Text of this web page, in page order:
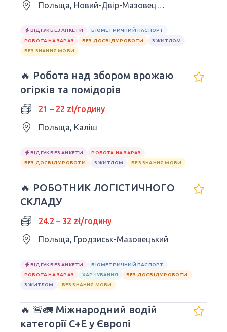
Польща, Новий-Двір-Мазовецький
ВІДГУК БЕЗ АНКЕТИ
БІОМЕТРИЧНИЙ ПАСПОРТ
РОБОТА НА ЗАРАЗ
БЕЗ ДОСВІДУ РОБОТИ
З ЖИТЛОМ
БЕЗ ЗНАННЯ МОВИ
🔥 Робота над збором врожаю
огірків та помідорів
21 – 22 zł/годину
Польща, Каліш
ВІДГУК БЕЗ АНКЕТИ
РОБОТА НА ЗАРАЗ
БЕЗ ДОСВІДУ РОБОТИ
З ЖИТЛОМ БЕЗ ЗНАННЯ МОВИ
🔥 РОБОТНИК ЛОГІСТИЧНОГО
СКЛАДУ
24.2 – 32 zł/годину
Польща, Гродзиськ-Мазовецький
ВІДГУК БЕЗ АНКЕТИ
БІОМЕТРИЧНИЙ ПАСПОРТ
РОБОТА НА ЗАРАЗ
ХАРЧУВАННЯ
БЕЗ ДОСВІДУ РОБОТИ
З ЖИТЛОМ
БЕЗ ЗНАННЯ МОВИ
🔥 🚨🚛 Міжнародний водій
категорії C+E у Європі